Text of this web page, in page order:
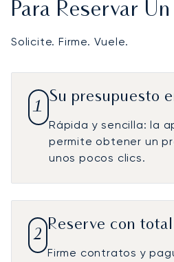
Para Reservar Un
Solicite. Firme. Vuele.
1
Su presupuesto
Rápida y sencilla: la
permite obtener un
unos pocos clics.
2
Reserve con
Firme contratos y